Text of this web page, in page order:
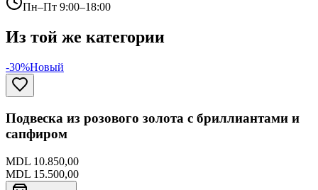
Пн–Пт 9:00–18:00
Из той же категории
-30%Новый
Подвеска из розового золота с бриллиантами и
сапфиром
MDL 10.850,00
MDL 15.500,00